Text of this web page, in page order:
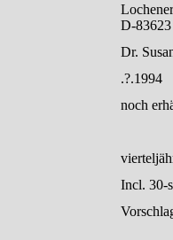
D-
Dr.
.?.1994
noch
Incl. 30-